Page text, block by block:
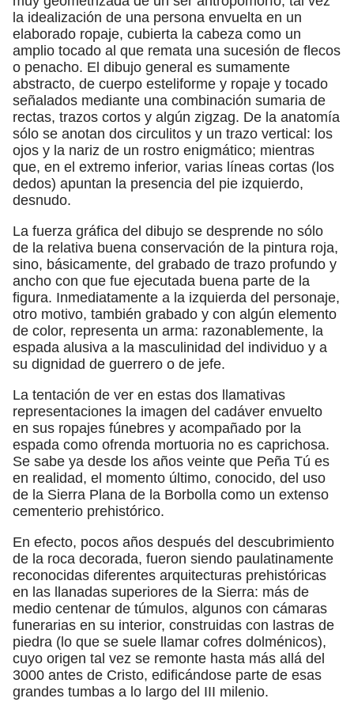
la idealización de una persona envuelta en un
elaborado ropaje, cubierta la cabeza como un
amplio tocado al que remata una sucesión de flecos
o penacho. El dibujo general es sumamente
abstracto, de cuerpo esteliforme y ropaje y tocado
señalados mediante una combinación sumaria de
rectas, trazos cortos y algún zigzag. De la anatomía
sólo se anotan dos circulitos y un trazo vertical: los
ojos y la nariz de un rostro enigmático; mientras
que, en el extremo inferior, varias líneas cortas (los
dedos) apuntan la presencia del pie izquierdo,
desnudo.
La fuerza gráfica del dibujo se desprende no sólo
de la relativa buena conservación de la pintura roja,
sino, básicamente, del grabado de trazo profundo y
ancho con que fue ejecutada buena parte de la
figura. Inmediatamente a la izquierda del personaje,
otro motivo, también grabado y con algún elemento
de color, representa un arma: razonablemente, la
espada alusiva a la masculinidad del individuo y a
su dignidad de guerrero o de jefe.
La tentación de ver en estas dos llamativas
representaciones la imagen del cadáver envuelto
en sus ropajes fúnebres y acompañado por la
espada como ofrenda mortuoria no es caprichosa.
Se sabe ya desde los años veinte que Peña Tú es
en realidad, el momento último, conocido, del uso
de la Sierra Plana de la Borbolla como un extenso
cementerio prehistórico.
En efecto, pocos años después del descubrimiento
de la roca decorada, fueron siendo paulatinamente
reconocidas diferentes arquitecturas prehistóricas
en las llanadas superiores de la Sierra: más de
medio centenar de túmulos, algunos con cámaras
funerarias en su interior, construidas con lastras de
piedra (lo que se suele llamar cofres dolménicos),
cuyo origen tal vez se remonte hasta más allá del
3000 antes de Cristo, edificándose parte de esas
grandes tumbas a lo largo del III milenio.